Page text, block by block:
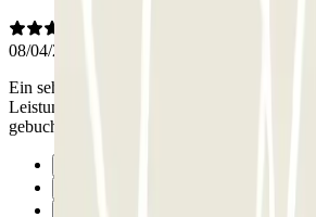
08/04/2026
Ein sehr gut zu erreichendes Parkhaus mit
Leistungsverhältnis, 15 Gehminuten zum
gebucht - sehr zu empfehlen!